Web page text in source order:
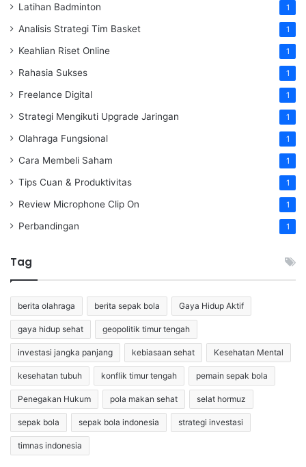
Latihan Badminton 1
Analisis Strategi Tim Basket 1
Keahlian Riset Online 1
Rahasia Sukses 1
Freelance Digital 1
Strategi Mengikuti Upgrade Jaringan 1
Olahraga Fungsional 1
Cara Membeli Saham 1
Tips Cuan & Produktivitas 1
Review Microphone Clip On 1
Perbandingan 1
Tag
berita olahraga berita sepak bola Gaya Hidup Aktif
gaya hidup sehat geopolitik timur tengah
investasi jangka panjang kebiasaan sehat Kesehatan Mental
kesehatan tubuh konflik timur tengah pemain sepak bola
Penegakan Hukum pola makan sehat selat hormuz
sepak bola sepak bola indonesia strategi investasi
timnas indonesia